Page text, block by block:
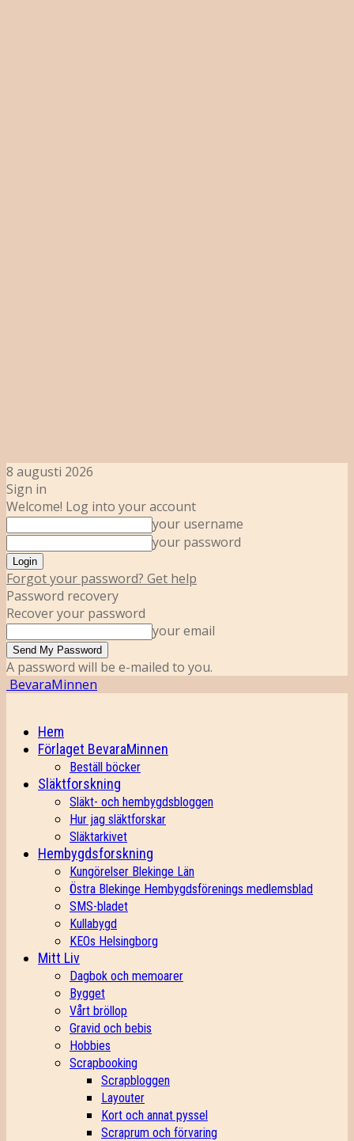
8 augusti 2026
Sign in
Welcome! Log into your account
your username
your password
Forgot your password? Get help
Password recovery
Recover your password
your email
A password will be e-mailed to you.
BevaraMinnen
Hem
Förlaget BevaraMinnen
Beställ böcker
Släktforskning
Släkt- och hembygdsbloggen
Hur jag släktforskar
Släktarkivet
Hembygdsforskning
Kungörelser Blekinge Län
Östra Blekinge Hembygdsförenings medlemsblad
SMS-bladet
Kullabygd
KEOs Helsingborg
Mitt Liv
Dagbok och memoarer
Bygget
Vårt bröllop
Gravid och bebis
Hobbies
Scrapbooking
Scrapbloggen
Layouter
Kort och annat pyssel
Scraprum och förvaring